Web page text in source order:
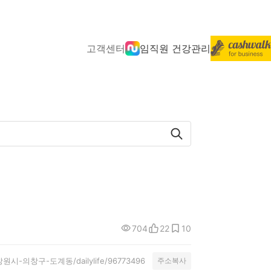
고객센터 임직원 건강관리
704 22 10
시-의창구-도계동/dailylife/96773496 주소복사